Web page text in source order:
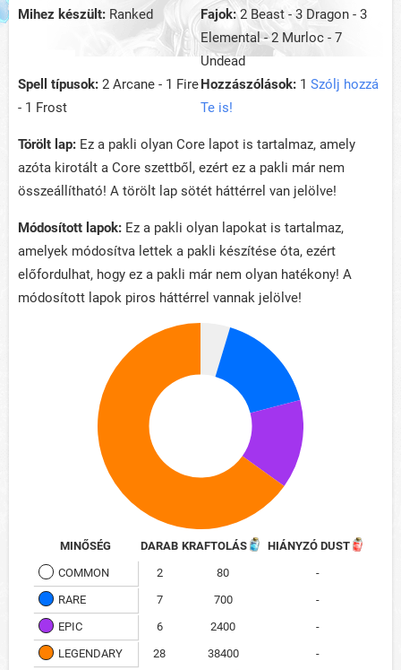
Mihez készült: Ranked Fajok:2 Beast - 3 Dragon - 3
Elemental - 2 Murloc - 7
Undead
Spell típusok: 2 Arcane - 1 Fire
- 1 Frost
Hozzászólások: 1 Szólj hozzá
Te is!
Törölt lap: Ez a pakli olyan Core lapot is tartalmaz, amely
azóta kirotált a Core szettből, ezért ez a pakli már nem
összeállítható! A törölt lap sötét háttérrel van jelölve!
Módosított lapok: Ez a pakli olyan lapokat is tartalmaz,
amelyek módosítva lettek a pakli készítése óta, ezért
előfordulhat, hogy ez a pakli már nem olyan hatékony! A
módosított lapok piros háttérrel vannak jelölve!
MINŐSÉG DARAB KRAFTOLÁS
HIÁNYZÓ DUST
COMMON
2 80
-
RARE
7 700
-
EPIC
6 2400
-
LEGENDARY
28 38400
-